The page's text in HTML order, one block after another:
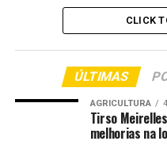
ecológica, a inovação
instrumentos financeiros
fortalecimento dos fluxos
Durante a agenda, o
reuniu-se com dirigentes
Segundo o ministério, a
CLICK
ÚLTIMAS
AGRICULTURA
Tirso
melhorias na